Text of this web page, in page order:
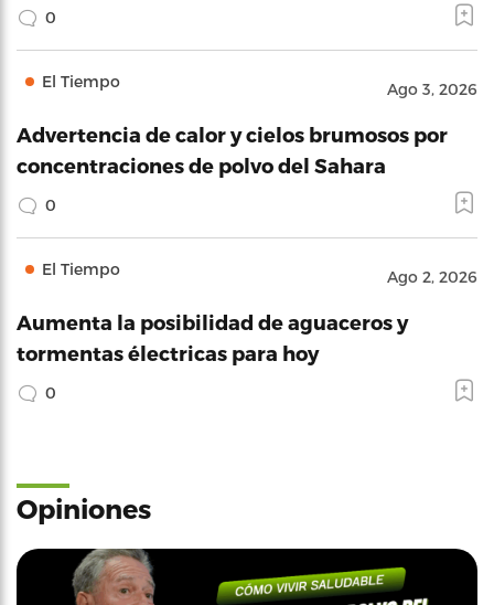
0
El Tiempo Ago 3, 2026
Advertencia de calor y cielos brumosos por
concentraciones de polvo del Sahara
0
El Tiempo Ago 2, 2026
Aumenta la posibilidad de aguaceros y
tormentas électricas para hoy
0
Opiniones